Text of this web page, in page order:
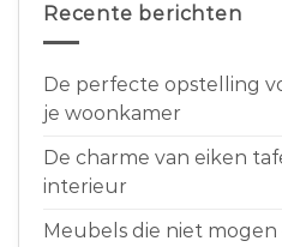
Recente berichten
De perfecte opstelling
je woonkamer
De charme van eiken
interieur
Meubels die niet